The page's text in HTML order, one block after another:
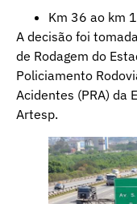
Km 36 ao km
A decisão foi
de Rodagem do
Policiamento
Acidentes (PRA) da
Artesp.